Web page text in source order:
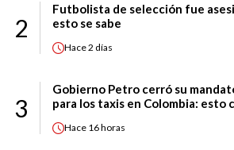
2
Futbolista de selección fue
esto se sabe
Hace2 días
3
Gobierno Petro cerró su
para los taxis en Colombia: esto
Hace 16 horas